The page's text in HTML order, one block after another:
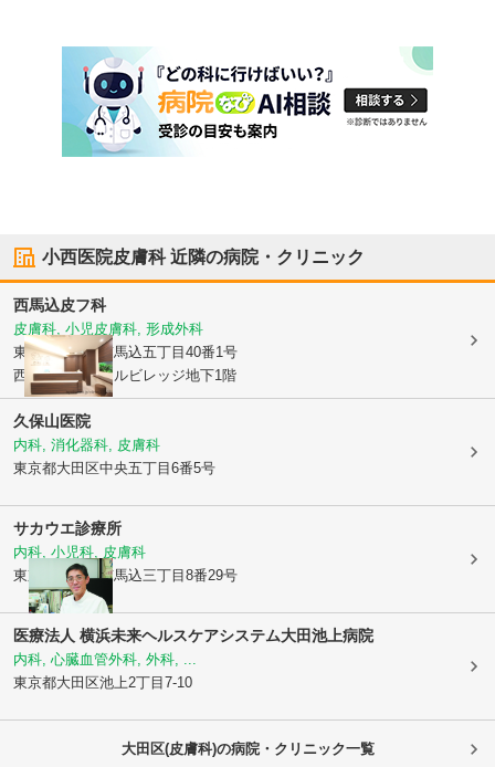
小西医院皮膚科近隣の病院・クリニック
西馬込皮フ科
皮膚科, 小児皮膚科, 形成外科
東京都大田区南馬込五丁目40番1号
西馬込メディカルビレッジ地下1階
久保山医院
内科, 消化器科, 皮膚科
東京都大田区中央五丁目6番5号
サカウエ診療所
内科, 小児科, 皮膚科
東京都大田区南馬込三丁目8番29号
医療法人 横浜未来ヘルスケアシステム大田池上病院
内科, 心臓血管外科, 外科, ...
東京都大田区池上2丁目7-10
大田区(皮膚科)の病院・クリニック一覧